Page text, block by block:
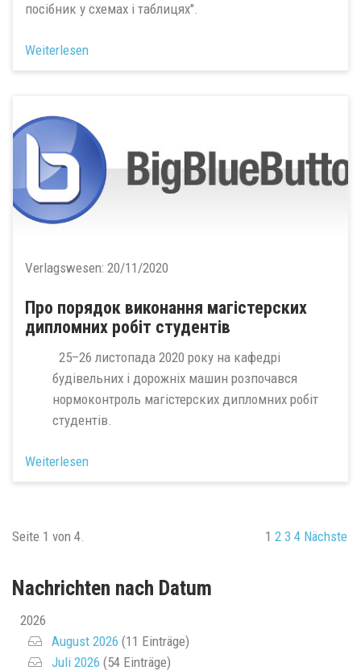
посібник у схемах і таблицях".
Weiterlesen
Verlagswesen: 20/11/2020
Про порядок виконання магістерских
дипломних робіт студентів
25–26 листопада 2020 року на кафедрі
будівельних і дорожніх машин розпочався
нормоконтроль магістерских дипломних робіт
студентів.
Weiterlesen
Seite 1 von 4. 1 2 3 4 Nächste
Nachrichten nach Datum
2026
August 2026 (11 Einträge)
Juli 2026 (54 Einträge)